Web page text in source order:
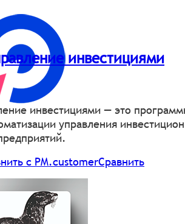
инвестициями
инвестициями — это
управления
с PM.customerСравнить